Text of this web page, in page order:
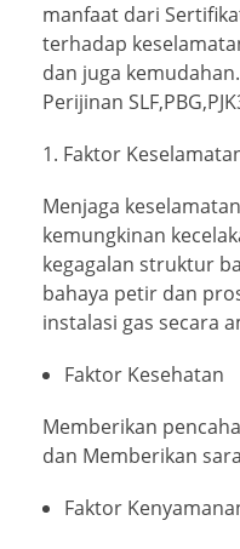
manfaat dari
terhadap
dan juga
Perijinan
Faktor
Menjaga
kemungkinan
kegagalan struktur
bahaya petir dan
instalasi gas secara
Faktor Kesehatan
Memberikan
dan Memberikan
Faktor